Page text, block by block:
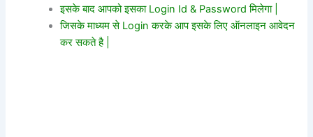
इसके बाद आपको इसका Login Id & Password मिलेगा |
जिसके माध्यम से Login करके आप इसके लिए ऑनलाइन आवेदन
कर सकते है |